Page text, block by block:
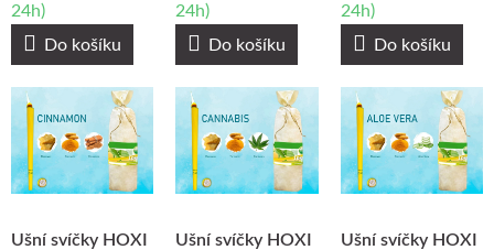
24h)
Do košíku
24h)
Do košíku
24h)
Do košíku
Ušní svíčky HOXI
Ušní svíčky HOXI
Ušní svíčky HOXI